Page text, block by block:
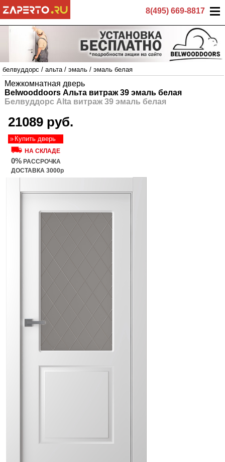
8(495) 669-8817
белвуддорс / альта/ эмаль / эмаль белая
Межкомнатная дверь
Belwooddoors Альта витраж 39 эмаль белая
Белвуддорс Alta витраж 39 эмаль белая
21089 руб.
Купить дверь
НА СКЛАДЕ
0% РАССРОЧКА
ДОСТАВКА 3000р